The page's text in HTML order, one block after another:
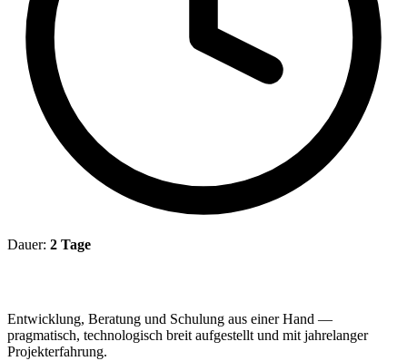
Dauer: 2 Tage
Entwicklung, Beratung und Schulung aus einer Hand —
pragmatisch, technologisch breit aufgestellt und mit jahrelanger
Projekterfahrung.